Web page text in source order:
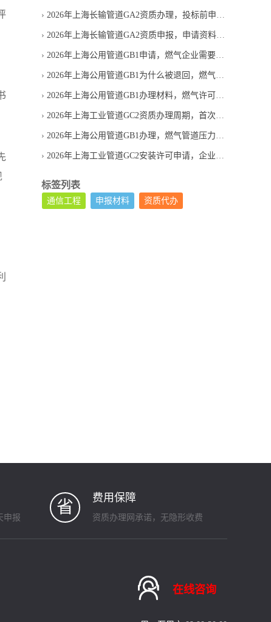
2026年上海长输管道GA2资质办理，投标前申请是否来得及
2026年上海长输管道GA2资质申报，申请资料怎样减少退回
2026年上海公用管道GB1申请，燃气企业需要准备哪些材料
2026年上海公用管道GB1为什么被退回，燃气管道申请资料如何避免漏项
2026年上海公用管道GB1办理材料，燃气许可申请清单
2026年上海工业管道GC2资质办理周期，首次申请通常等多久
2026年上海公用管道GB1办理，燃气管道压力管道许可证怎么申请
2026年上海工业管道GC2安装许可申请，企业条件怎么判断
标签列表
通信工程 申报材料 资质代办
申报
省 费用保障
资质办理网承诺，无隐形收费
 在线咨询